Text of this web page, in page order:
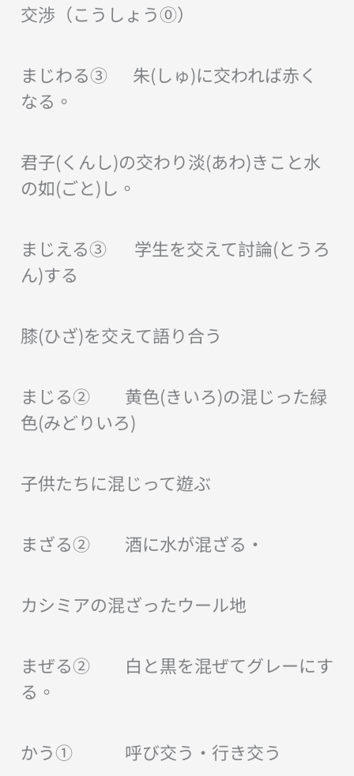
交渉（こうしょう⓪）
まじわる③ 朱(しゅ)に交われば赤く
なる。
君子(くんし)の交わり淡(あわ)きこと水
の如(ごと)し。
まじえる③ 学生を交えて討論(とうろ
ん)する
膝(ひざ)を交えて語り合う
まじる② 黄色(きいろ)の混じった緑
色(みどりいろ)
子供たちに混じって遊ぶ
まざる② 酒に水が混ざる・
カシミアの混ざったウール地
まぜる② 白と黒を混ぜてグレーにす
る。
かう① 呼び交う・行き交う